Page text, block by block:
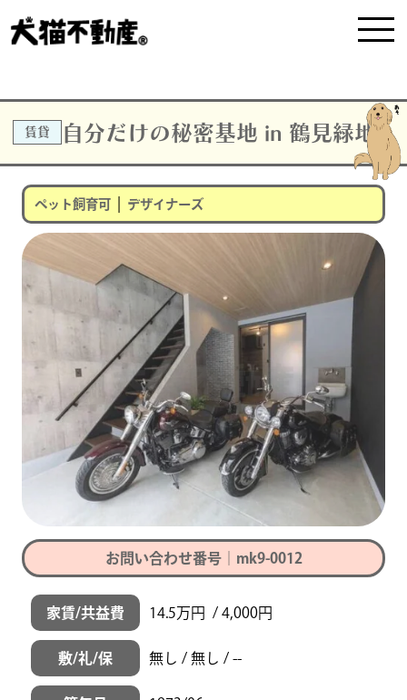
賃貸 自分だけの秘密基地 in 鶴見緑地
ペット飼育可 デザイナーズ
お問い合わせ番号｜mk9-0012
家賃/共益費 14.5万円 / 4,000円
敷/礼/保 無し / 無し / --